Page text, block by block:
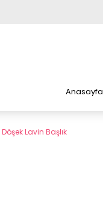
Anasayfa
Döşek Lavin Başlık